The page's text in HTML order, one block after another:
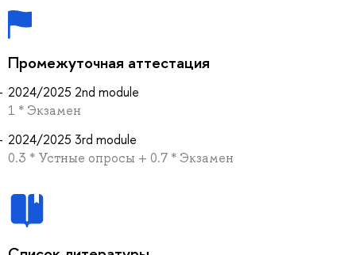
Промежуточная аттестация
2024/2025 2nd module
1 * Экзамен
2024/2025 3rd module
0.3 * Устные опросы + 0.7 * Экзамен